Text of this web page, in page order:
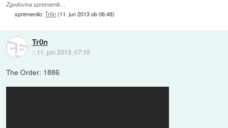
Zgodovina sprememb…
spremenilo:Tr0n(11. jun 2013 ob 06:48)
Tr0n
:: 11. jun 2013, 07:10
The Order: 1886